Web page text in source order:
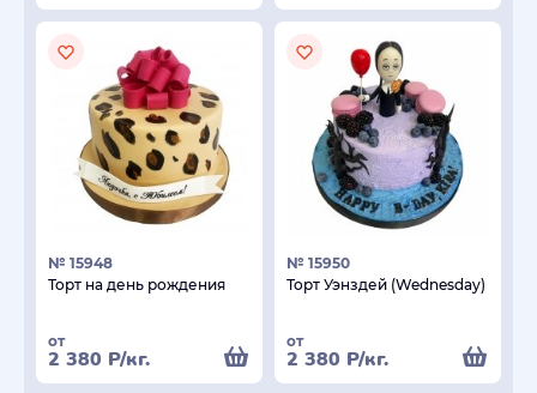
№ 15948
Торт на день рождения
от
2 380 Р/кг.
№ 15950
Торт Уэнздей (Wednesday)
от
2 380 Р/кг.